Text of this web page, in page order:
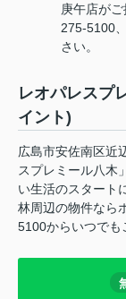
庚午店が
275-5100
さい。
レオパレスプ
イント)
広島市安佐南区近
スプレミール八木
い生活のスタート
林周辺の物件なら
5100からいつでも